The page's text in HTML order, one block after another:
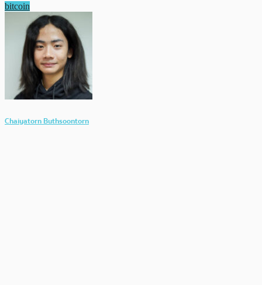
bitcoin
Chaiyatorn Buthsoontorn